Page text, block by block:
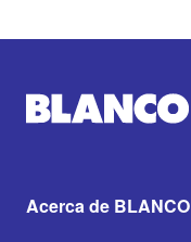
Acerca de BLANCO